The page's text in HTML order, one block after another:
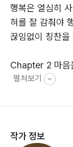
행복은 열심히
혀를 잘 감춰야
끊임없이 칭찬
Chapter 2 마음
건전한 생각으로
제일 좋은 약은
펼쳐보기
작가 정보